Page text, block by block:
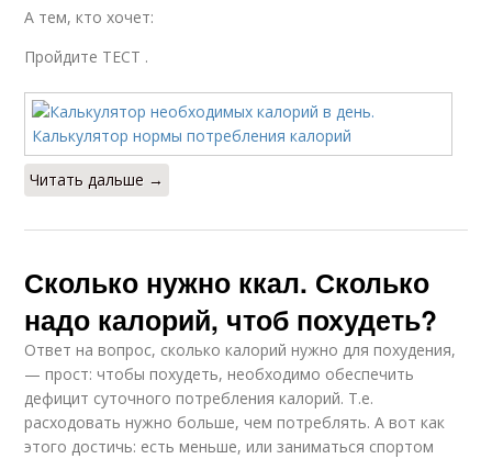
А тем, кто хочет:
Пройдите ТЕСТ .
Читать дальше →
Сколько нужно ккал. Сколько
надо калорий, чтоб похудеть?
Ответ на вопрос, сколько калорий нужно для похудения,
— прост: чтобы похудеть, необходимо обеспечить
дефицит суточного потребления калорий. Т.е.
расходовать нужно больше, чем потреблять. А вот как
этого достичь: есть меньше, или заниматься спортом